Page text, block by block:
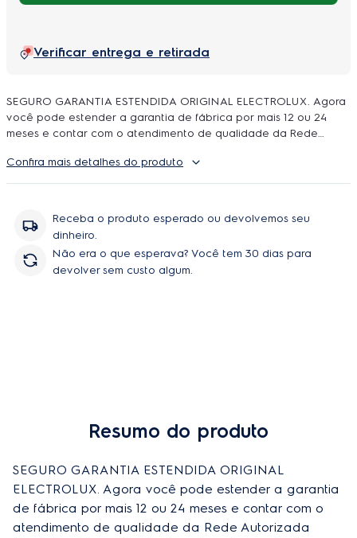
Verificar entrega e retirada
SEGURO GARANTIA ESTENDIDA ORIGINAL ELECTROLUX. Agora
você pode estender a garantia de fábrica por mais 12 ou 24
meses e contar com o atendimento de qualidade da Rede
podem ser feitos quantos reparos forem necessarios, incluindo
peças e serviço, sem você se preoupar com orçamentos e
Confira mais detalhes do produto
Receba o produto esperado ou devolvemos seu
dinheiro.
Não era o que esperava? Você tem 30 dias para
devolver sem custo algum.
Resumo do produto
SEGURO GARANTIA ESTENDIDA ORIGINAL
ELECTROLUX. Agora você pode estender a garantia
de fábrica por mais 12 ou 24 meses e contar com o
atendimento de qualidade da Rede Autorizada